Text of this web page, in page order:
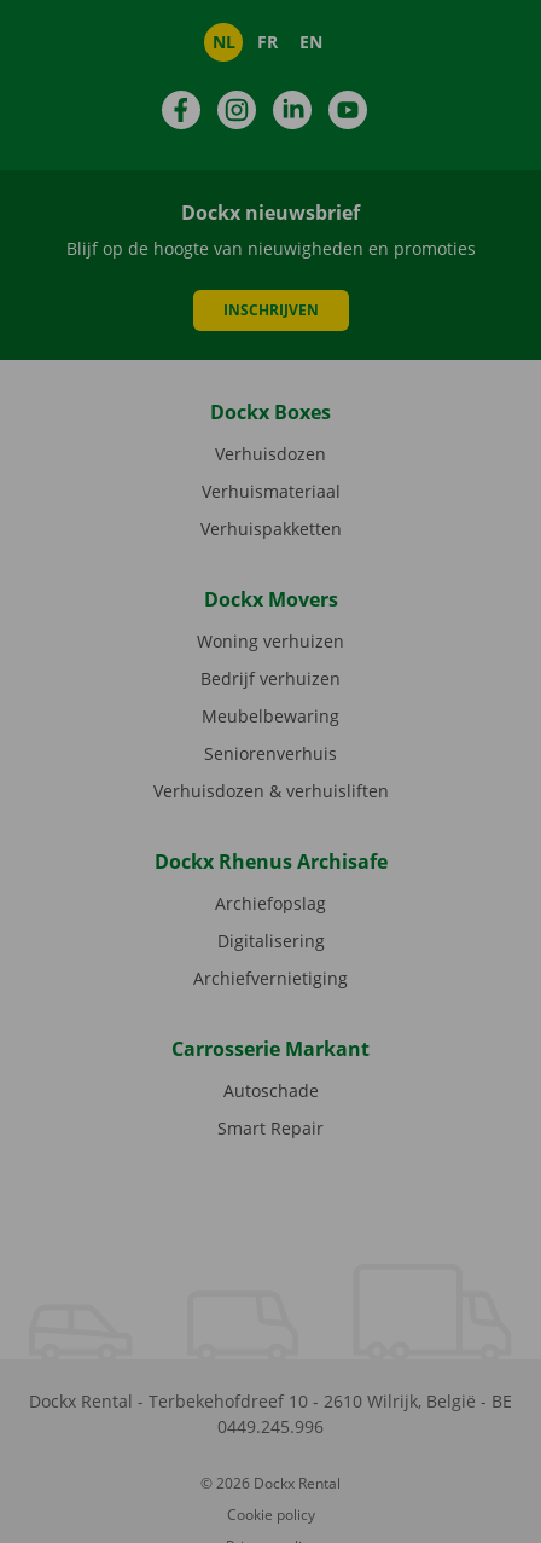
NL FR EN
FacebookInstagramLinkedIn
Dockx nieuwsbrief
Blijf op de hoogte van nieuwigheden en promoties
INSCHRIJVEN
Dockx Boxes
Verhuisdozen
Verhuismateriaal
Verhuispakketten
Dockx Movers
Woning verhuizen
Bedrijf verhuizen
Meubelbewaring
Seniorenverhuis
Verhuisdozen & verhuisliften
Dockx Rhenus Archisafe
Archiefopslag
Digitalisering
Archiefvernietiging
Carrosserie Markant
Autoschade
Smart Repair
Dockx Rental - Terbekehofdreef 10 - 2610 Wilrijk, België - BE
0449.245.996
© 2026 Dockx Rental
Cookie policy